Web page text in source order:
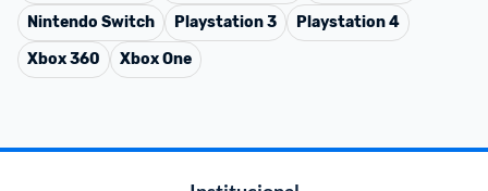
Nintendo Switch
Playstation 3
Playstation 4
Xbox 360
Xbox One